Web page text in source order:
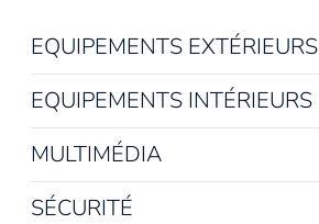
EQUIPEMENTS EXTÉRIEURS
EQUIPEMENTS INTÉRIEURS
MULTIMÉDIA
SÉCURITÉ